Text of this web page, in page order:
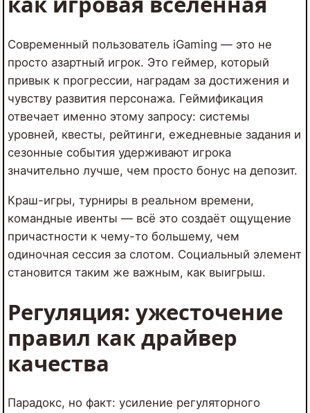
Современный пользователь iGaming — это не
просто азартный игрок. Это геймер, который
привык к прогрессии, наградам за достижения и
чувству развития персонажа. Геймификация
отвечает именно этому запросу: системы
уровней, квесты, рейтинги, ежедневные задания и
сезонные события удерживают игрока
значительно лучше, чем просто бонус на депозит.
Краш-игры, турниры в реальном времени,
командные ивенты — всё это создаёт ощущение
причастности к чему-то большему, чем
одиночная сессия за слотом. Социальный элемент
становится таким же важным, как выигрыш.
Регуляция: ужесточение
правил как драйвер
качества
Парадокс, но факт: усиление регуляторного